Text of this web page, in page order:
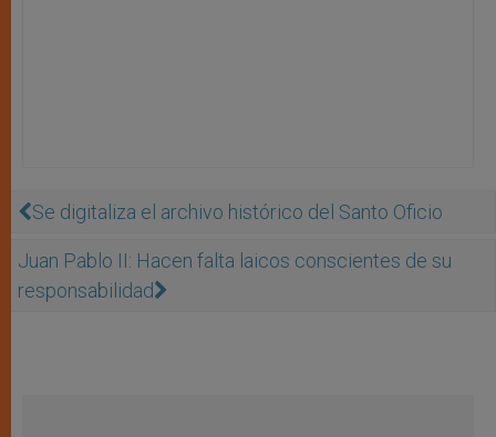
Se digitaliza el archivo histórico del Santo Oficio
Juan Pablo II: Hacen falta laicos conscientes de su
responsabilidad